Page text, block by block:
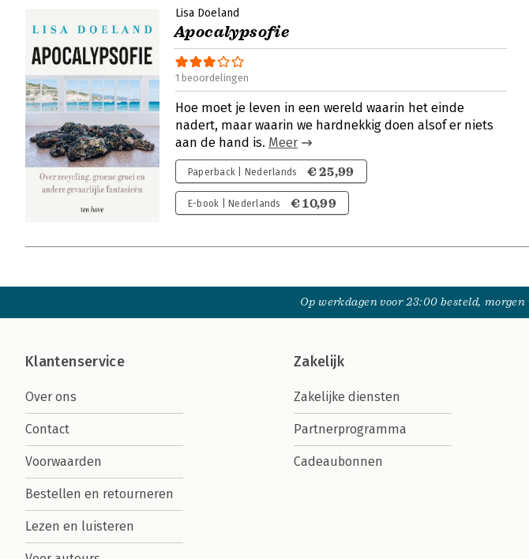
Lisa Doeland
Apocalypsofie
1 beoordelingen
Hoe moet je leven in een wereld waarin het einde
nadert, maar waarin we hardnekkig doen alsof er niets
aan de hand is. Meer
Paperback | Nederlands € 25,99
E-book | Nederlands € 10,99
Op werkdagen voor 23:00 besteld,
Klantenservice
Over ons
Contact
Voorwaarden
Bestellen en retourneren
Lezen en luisteren
Zakelijk
Zakelijke diensten
Partnerprogramma
Cadeaubonnen